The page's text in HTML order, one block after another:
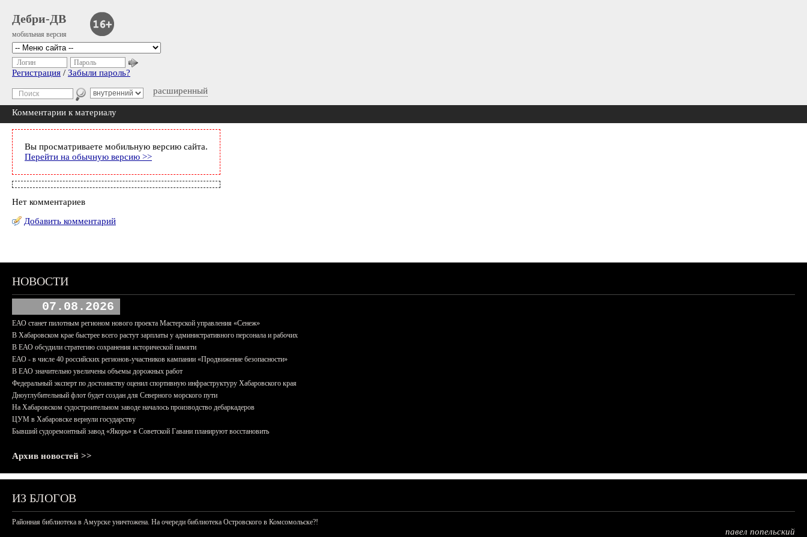
Дебри-ДВ
мобильная версия
расширенный
Логин Пароль
Регистрация / Забыли пароль?
Комментарии к материалу
Вы просматриваете мобильную версию сайта.
Перейти на обычную версию >>
Нет комментариев
Добавить комментарий
НОВОСТИ
07.08.2026
ЕАО станет пилотным регионом нового проекта Мастерской управления «Сенеж»
В Хабаровском крае быстрее всего растут зарплаты у административного персонала и рабочих
В ЕАО обсудили стратегию сохранения исторической памяти
ЕАО - в числе 40 российских регионов-участников кампании «Продвижение безопасности»
В ЕАО значительно увеличены объемы дорожных работ
Федеральный эксперт по достоинству оценил спортивную инфраструктуру Хабаровского края
Дноуглубительный флот будет создан для Северного морского пути
На Хабаровском судостроительном заводе началось производство дебаркадеров
ЦУМ в Хабаровске вернули государству
Бывший судоремонтный завод «Якорь» в Советской Гавани планируют восстановить
Архив новостей >>
ИЗ БЛОГОВ
Районная библиотека в Амурске уничтожена. На очереди библиотека Островского в Комсомольске?!
павел попельский